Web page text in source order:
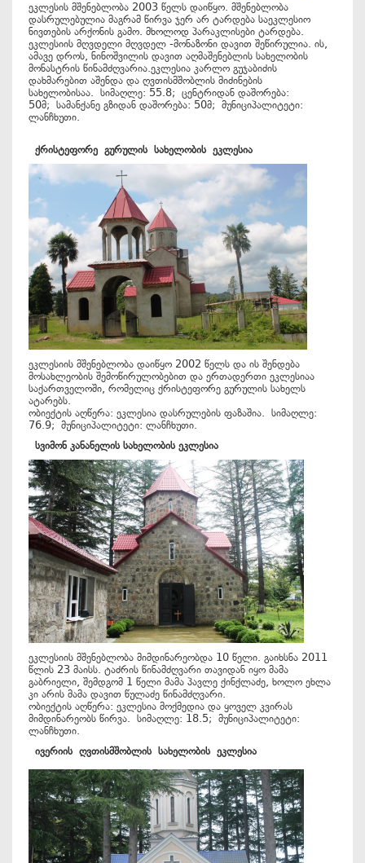
ეკლესის მშენებლობა 2003 წელს დაიწყო. მშენებლობა
დასრულებულია მაგრამ წირვა ჯერ არ ტარდება საეკლესიო
ნივთების არქონის გამო. მხოლოდ პარაკლისები ტარდება.
ეკლესიის მღვდელი მღვდელ -მონაზონი დავით შეწირულია. ის,
ამავე დროს, ნინოშვილის დავით აღმაშენებლის სახელობის
მონასტრის წინამძღვარია.ეკლესია კარლო გუჯაბიძის
დახმარებით აშენდა და ღვთისმშობლის მიძინების
სახელობისაა. სიმაღლე: 55.8; ცენტრიდან დაშორება:
50მ; სამანქანე გზიდან დაშორება: 50მ; მუნიციპალიტეტი:
ლანჩხუთი.
ქრისტეფორე გურულის სახელობის ეკლესია
ეკლესიის მშენებლობა დაიწყო 2002 წელს და ის შენდება
მოსახლეობის შემოწირულობებით და ერთადერთი ეკლესიაა
საქართველოში, რომელიც ქრისტეფორე გურულის სახელს
ატარებს.
ობიექტის აღწერა: ეკლესია დასრულების ფაზაშია. სიმაღლე:
76.9; მუნიციპალიტეტი: ლანჩხუთი.
სვიმონ კანანელის სახელობის ეკლესია
ეკლესიის მშენებლობა მიმდინარეობდა 10 წელი. გაიხსნა 2011
წლის 23 მაისს. ტაძრის წინამძღვარი თავიდან იყო მამა
გაბრიელი, შემდგომ 1 წელი მამა პავლე ქინქლაძე, ხოლო ეხლა
კი არის მამა დავით წულაძე წინამძღვარი.
ობიექტის აღწერა: ეკლესია მოქმედია და ყოველ კვირას
მიმდინარეობს წირვა. სიმაღლე: 18.5; მუნიციპალიტეტი:
ლანჩხუთი.
ივერიის ღვთისმშობლის სახელობის ეკლესია